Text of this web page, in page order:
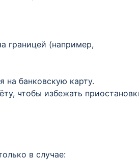
границей (например,
на банковскую карту.​
чтобы избежать приостановки
в случае:​